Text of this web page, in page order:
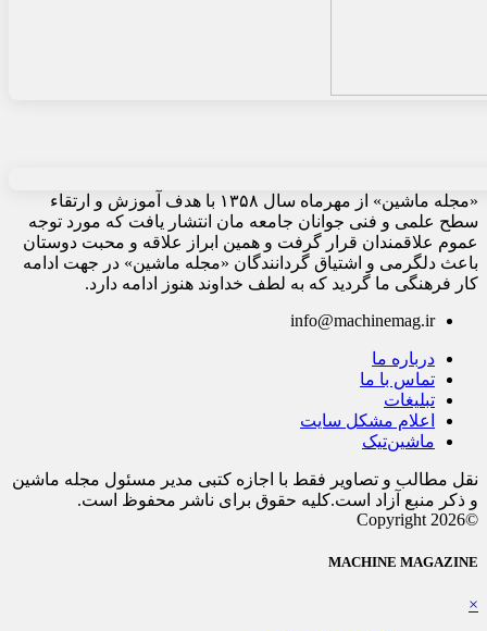
«مجله ماشین» از مهرماه سال ۱۳۵۸ با هدف آموزش و ارتقاء
سطح علمی و فنی جوانان جامعه مان انتشار یافت که مورد توجه
عموم علاقمندان قرار گرفت و همین ابراز علاقه و محبت دوستان
باعث دلگرمی و اشتیاق گردانندگان «مجله ماشین» در جهت ادامه
کار فرهنگی ما گردید که به لطف خداوند هنوز ادامه دارد.
info@machinemag.ir
درباره ما
تماس با ما
تبلیغات
اعلام مشکل سایت
ماشین‌تیک
نقل مطالب و تصاویر فقط با اجازه کتبی مدیر مسئول مجله ماشین
و ذکر منبع آزاد است.کلیه حقوق برای ناشر محفوظ است.
©Copyright 2026
MACHINE MAGAZINE
×